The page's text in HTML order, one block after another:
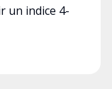
un indice 4-